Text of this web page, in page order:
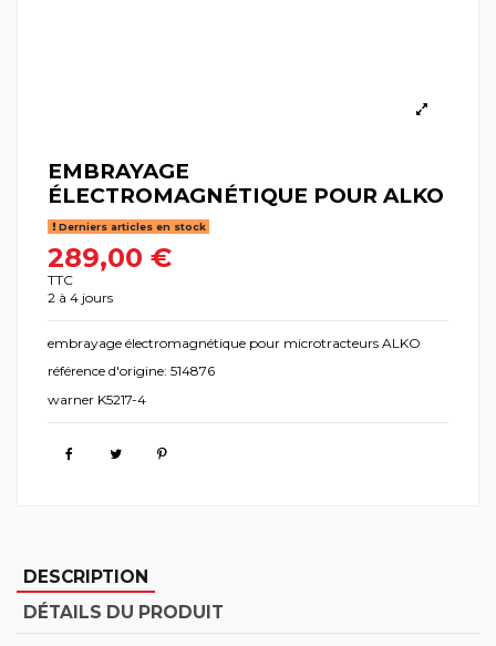
EMBRAYAGE
ÉLECTROMAGNÉTIQUE POUR ALKO
Derniers articles en stock
289,00 €
TTC
2 à 4 jours
embrayage électromagnétique pour microtracteurs ALKO
référence d'origine: 514876
warner K5217-4
DESCRIPTION
DÉTAILS DU PRODUIT